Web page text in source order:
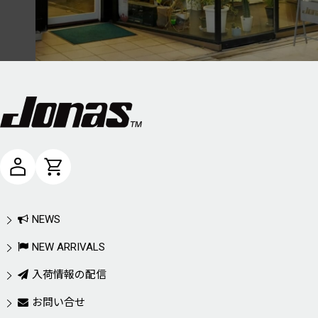
NEWS
NEW ARRIVALS
入荷情報の配信
お問い合せ